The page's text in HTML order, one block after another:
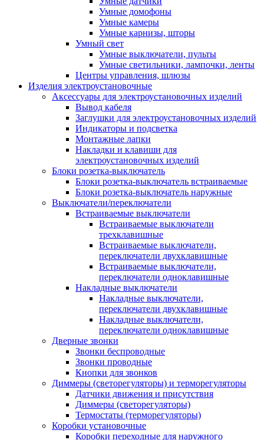
Умные домофоны
Умные камеры
Умные карнизы, шторы
Умный свет
Умные выключатели, пульты
Умные светильники, лампочки, ленты
Центры управления, шлюзы
Изделия электроустановочные
Аксессуары для электроустановочных изделий
Вывод кабеля
Заглушки для электроустановочных изделий
Индикаторы и подсветка
Монтажные лапки
Накладки и клавиши для
электроустановочных изделий
Блоки розетка-выключатель
Блоки розетка-выключатель встраиваемые
Блоки розетка-выключатель наружные
Выключатели/переключатели
Встраиваемые выключатели
Встраиваемые выключатели
трехклавишные
Встраиваемые выключатели,
переключатели двухклавишные
Встраиваемые выключатели,
переключатели одноклавишные
Накладные выключатели
Накладные выключатели,
переключатели двухклавишные
Накладные выключатели,
переключатели одноклавишные
Дверные звонки
Звонки беспроводные
Звонки проводные
Кнопки для звонков
Диммеры (светорегуляторы) и терморегуляторы
Датчики движения и присутствия
Диммеры (светорегуляторы)
Термостаты (терморегуляторы)
Коробки установочные
Коробки переходные для наружного